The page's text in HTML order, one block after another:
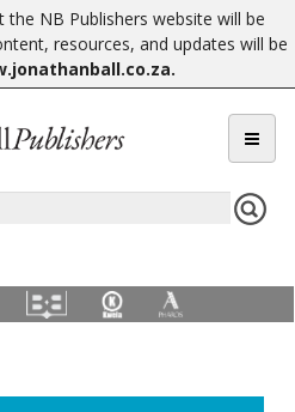
NB Publishers website will be
resources, and updates will be
.